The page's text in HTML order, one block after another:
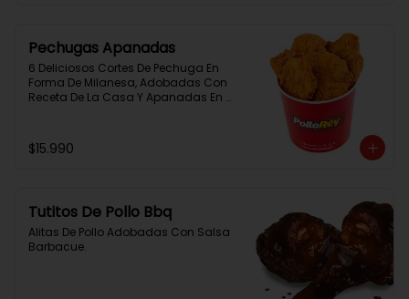
Pechugas Apanadas
6 Deliciosos Cortes De Pechuga En
Forma De Milanesa, Adobadas Con
Receta De La Casa Y Apanadas En
$15.990
Tutitos De Pollo Bbq
Alitas De Pollo Adobadas Con Salsa
Barbacue.